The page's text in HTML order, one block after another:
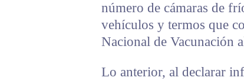
número de cámaras de
vehículos y termos que
Nacional de Vacunación
Lo anterior, al declarar